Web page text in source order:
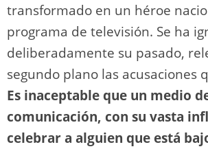
transformado en un héroe
programa de televisión. Se ha
deliberadamente su pasado,
segundo plano las acusaciones
Es inaceptable que un medio
comunicación, con su vasta
celebrar a alguien que está